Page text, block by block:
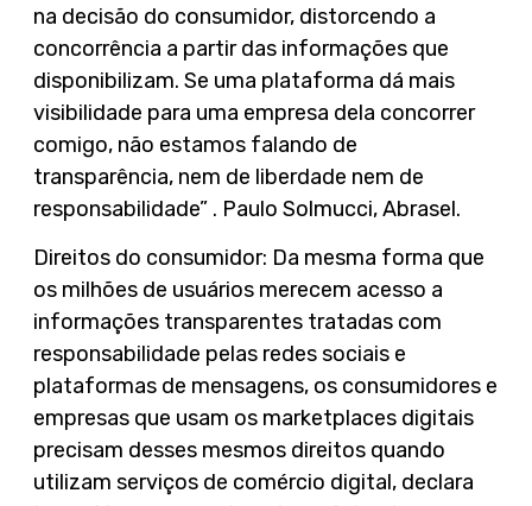
na decisão do consumidor, distorcendo a
concorrência a partir das informações que
disponibilizam. Se uma plataforma dá mais
visibilidade para uma empresa dela concorrer
comigo, não estamos falando de
transparência, nem de liberdade nem de
responsabilidade” . Paulo Solmucci, Abrasel.
Direitos do consumidor: Da mesma forma que
os milhões de usuários merecem acesso a
informações transparentes tratadas com
responsabilidade pelas redes sociais e
plataformas de mensagens, os consumidores e
empresas que usam os marketplaces digitais
precisam desses mesmos direitos quando
utilizam serviços de comércio digital, declara